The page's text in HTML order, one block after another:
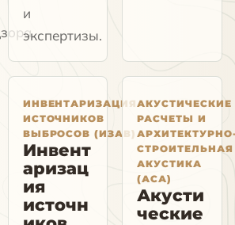
и
экспертизы.
ИНВЕНТАРИЗАЦИЯ
ИСТОЧНИКОВ
ВЫБРОСОВ (ИЗАВ)
Инвент
аризац
ия
источн
АКУСТИЧЕСКИЕ
РАСЧЕТЫ И
СТРОИТЕЛЬНАЯ
АКУСТИКА
(АСА)
Акусти
ческие